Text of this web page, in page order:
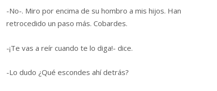
-No-. Miro por encima de su hombro a mis hijos. Han
retrocedido un paso más. Cobardes.
-¡Te vas a reír cuando te lo diga!- dice.
-Lo dudo ¿Qué escondes ahí detrás?